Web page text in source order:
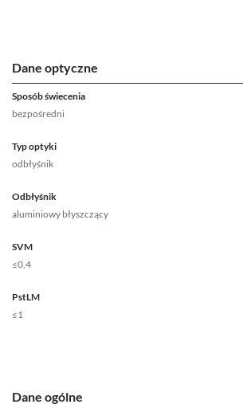
Dane optyczne
Sposób świecenia
bezpośredni
Typ optyki
odbłyśnik
Odbłyśnik
aluminiowy błyszczący
SVM
≤0,4
PstLM
≤1
Dane ogólne